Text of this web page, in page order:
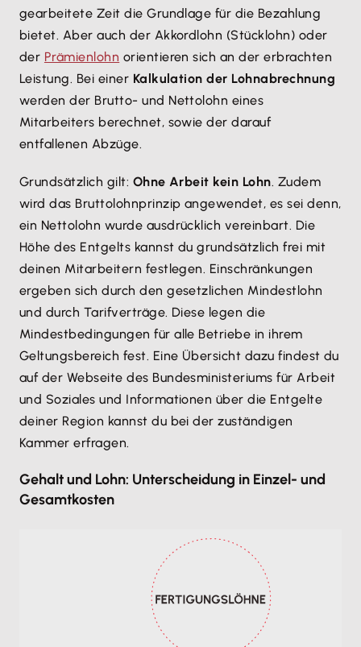
gearbeitete Zeit die Grundlage für die Bezahlung
bietet. Aber auch der Akkordlohn (Stücklohn) oder
der Prämienlohn orientieren sich an der erbrachten
Leistung. Bei einer Kalkulation der Lohnabrechnung
werden der Brutto- und Nettolohn eines
Mitarbeiters berechnet, sowie der darauf
entfallenen Abzüge.
Grundsätzlich gilt: Ohne Arbeit kein Lohn. Zudem
wird das Bruttolohnprinzip angewendet, es sei denn,
ein Nettolohn wurde ausdrücklich vereinbart. Die
Höhe des Entgelts kannst du grundsätzlich frei mit
deinen Mitarbeitern festlegen. Einschränkungen
ergeben sich durch den gesetzlichen Mindestlohn
und durch Tarifverträge. Diese legen die
Mindestbedingungen für alle Betriebe in ihrem
Geltungsbereich fest. Eine Übersicht dazu findest du
auf der Webseite des Bundesministeriums für Arbeit
und Soziales und Informationen über die Entgelte
deiner Region kannst du bei der zuständigen
Kammer erfragen.
Gehalt und Lohn: Unterscheidung in Einzel- und
Gesamtkosten